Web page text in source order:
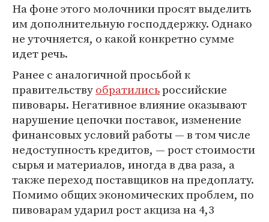
На фоне этого молочники просят выделить
им дополнительную господдержку. Однако
не уточняется, о какой конкретно сумме
идет речь.
Ранее с аналогичной просьбой к
правительствуобратилисьроссийские
пивовары. Негативное влияние оказывают
нарушение цепочки поставок, изменение
финансовых условий работы — в том числе
недоступность кредитов, — рост стоимости
сырья и материалов, иногда в два раза, а
также переход поставщиков на предоплату.
Помимо общих экономических проблем, по
пивоварам ударил рост акциза на 4,3